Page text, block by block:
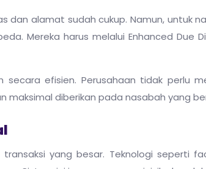
alamat sudah cukup. Namun, untuk
Mereka harus melalui Enhanced Due
secara efisien. Perusahaan tidak perlu
maksimal diberikan pada nasabah yang
yang besar. Teknologi seperti